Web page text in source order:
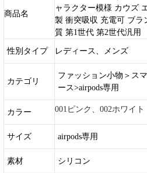
商品名
ャラクター模様 カウズ
製 衝突吸収 充電可 ブラ
質 第1世代 第2世代汎用
性別タイプ レディース、メンズ
カテゴリ
ファッション小物＞ス
ース>airpods専用
カラー 001ピンク、002ホワイト
サイズ airpods専用
素材 シリコン